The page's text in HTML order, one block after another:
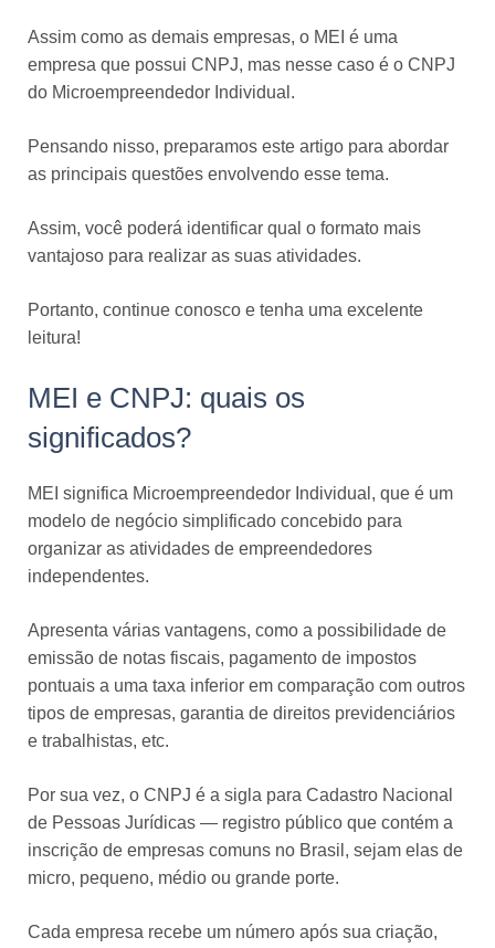
Assim como as demais empresas, o MEI é uma
empresa que possui CNPJ, mas nesse caso é o CNPJ
do Microempreendedor Individual.
Pensando nisso, preparamos este artigo para abordar
as principais questões envolvendo esse tema.
Assim, você poderá identificar qual o formato mais
vantajoso para realizar as suas atividades.
Portanto, continue conosco e tenha uma excelente
leitura!
MEI e CNPJ: quais os
significados?
MEI significa Microempreendedor Individual, que é um
modelo de negócio simplificado concebido para
organizar as atividades de empreendedores
independentes.
Apresenta várias vantagens, como a possibilidade de
emissão de notas fiscais, pagamento de impostos
pontuais a uma taxa inferior em comparação com outros
tipos de empresas, garantia de direitos previdenciários
e trabalhistas, etc.
Por sua vez, o CNPJ é a sigla para Cadastro Nacional
de Pessoas Jurídicas — registro público que contém a
inscrição de empresas comuns no Brasil, sejam elas de
micro, pequeno, médio ou grande porte.
Cada empresa recebe um número após sua criação,